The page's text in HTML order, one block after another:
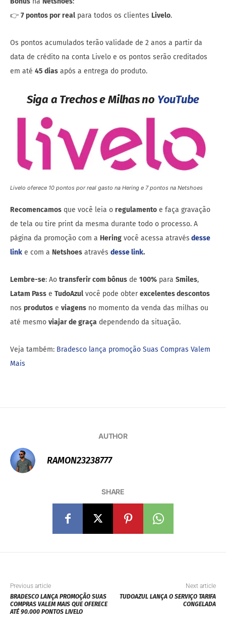
👉 7 pontos por real para todos os clientes Livelo.
Os pontos acumulados terão validade de 2 anos a partir da
data de crédito na conta Livelo e os pontos serão creditados
em até 45 dias após a entrega do produto.
Siga a Trechos e Milhas no YouTube
Livelo oferece 10 pontos por real gasto na Hering e 7 pontos na Netshoes
Recomencamos que você leia o regulamento e faça gravação
de tela ou tire print da mesma durante todo o processo. A
página da promoção com a Hering você acessa através desse
link e com a Netshoes através desse link.
Lembre-se: Ao transferir com bônus de 100% para Smiles,
Latam Pass e TudoAzul você pode obterexcelentes descontos
nos produtos e viagens no momento da venda das milhas ou
até mesmo viajar de graça dependendo da situação.
Veja também: Bradesco lança promoção Suas Compras Valem
Mais
AUTHOR
RAMON23238777
SHARE
Previous article
BRADESCO LANÇA PROMOÇÃO SUAS
COMPRAS VALEM MAIS QUE OFERECE
ATÉ 90.000 PONTOS LIVELO
Next article
TUDOAZUL LANÇA O SERVIÇO TARIFA
CONGELADA